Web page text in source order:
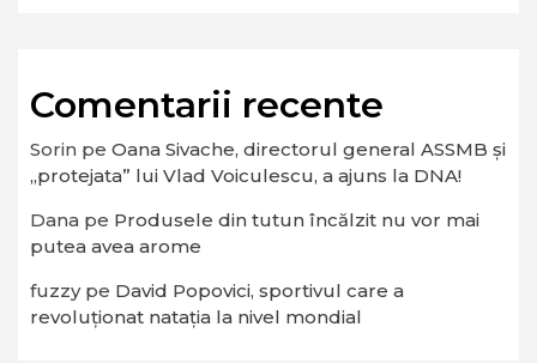
Comentarii recente
Sorin pe Oana Sivache, directorul general ASSMB și
„protejata” lui Vlad Voiculescu, a ajuns la DNA!
Dana pe Produsele din tutun încălzit nu vor mai
putea avea arome
fuzzype David Popovici, sportivul care a
revoluționat natația la nivel mondial